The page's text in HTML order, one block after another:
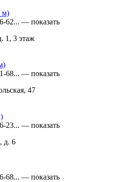
м)
62... — показать
1, 3 этаж
68... — показать
47
23... — показать
д. 6
68... — показать